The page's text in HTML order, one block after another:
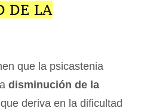
DE LA
que la psicastenia
disminución de la
deriva en la dificultad